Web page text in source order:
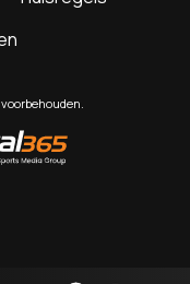
voorbehouden.